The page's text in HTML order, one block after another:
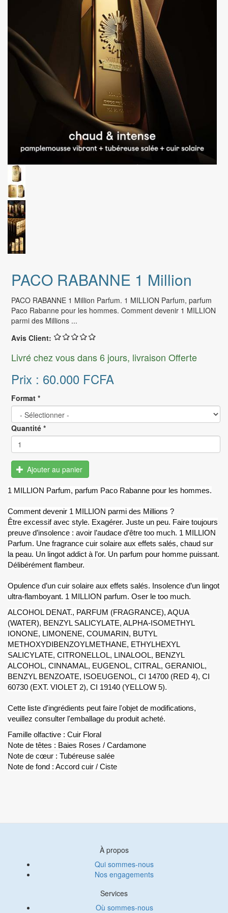
PACO RABANNE 1 Million
PACO RABANNE 1 Million Parfum. 1 MILLION Parfum, parfum
Paco Rabanne pour les hommes. Comment devenir 1 MILLION
parmi des Millions ...
Avis Client:
Livré chez vous dans 6 jours, livraison Offerte
Prix : 60.000 FCFA
Format *
Quantité *
Ajouter au panier
1 MILLION Parfum, parfum Paco Rabanne pour les hommes.
Comment devenir 1 MILLION parmi des Millions ?
Être excessif avec style. Exagérer. Juste un peu. Faire toujours
preuve d’insolence : avoir l’audace d’être too much. 1 MILLION
Parfum. Une fragrance cuir solaire aux effets salés, chaud sur
la peau. Un lingot addict à l’or. Un parfum pour homme puissant.
Délibérément flambeur.
Opulence d’un cuir solaire aux effets salés. Insolence d’un lingot
ultra-flamboyant. 1 MILLION parfum. Oser le too much.
ALCOHOL DENAT., PARFUM (FRAGRANCE), AQUA
(WATER), BENZYL SALICYLATE, ALPHA-ISOMETHYL
IONONE, LIMONENE, COUMARIN, BUTYL
METHOXYDIBENZOYLMETHANE, ETHYLHEXYL
SALICYLATE, CITRONELLOL, LINALOOL, BENZYL
ALCOHOL, CINNAMAL, EUGENOL, CITRAL, GERANIOL,
BENZYL BENZOATE, ISOEUGENOL, CI 14700 (RED 4), CI
60730 (EXT. VIOLET 2), CI 19140 (YELLOW 5).
Cette liste d'ingrédients peut faire l'objet de modifications,
veuillez consulter l'emballage du produit acheté.
Famille olfactive : Cuir Floral
Note de têtes : Baies Roses / Cardamone
Note de cœur : Tubéreuse salée
Note de fond : Accord cuir / Ciste
À propos
Qui sommes-nous
Nos engagements
Services
Où sommes-nous